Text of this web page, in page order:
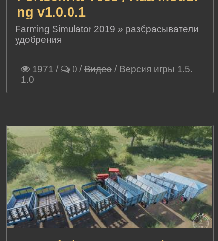
ng v1.0.0.1
Farming Simulator 2019 » разбрасыватели
удобрения
1971 / 0 /Видео/ Версия игры 1.5.
1.0